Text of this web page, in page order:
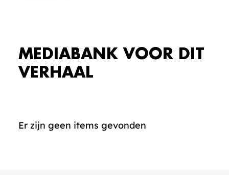
MEDIABANK VOOR DIT
VERHAAL
Er zijn geen items gevonden